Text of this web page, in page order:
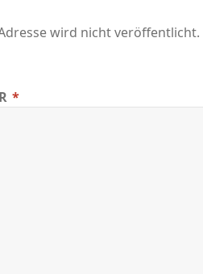
wird nicht veröffentlicht.
*